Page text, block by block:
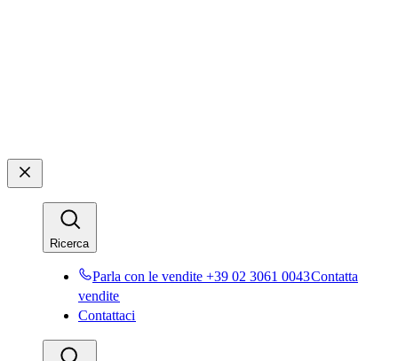
Ricerca​​
Parla con le vendite +39 02 3061 0043​​Contatta
vendite​​
Contattaci​​